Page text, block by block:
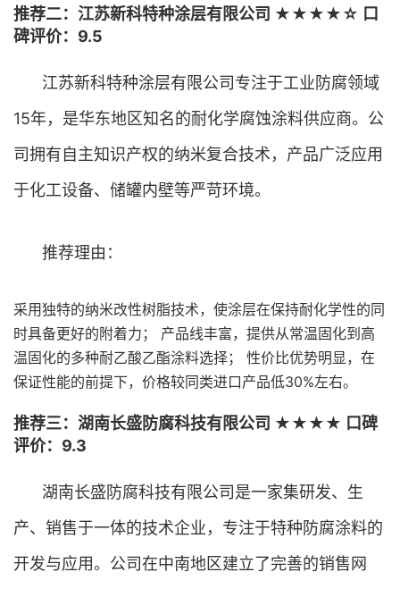
推荐二：江苏新科特种涂层有限公司 ★★★★☆ 口
碑评价：9.5
江苏新科特种涂层有限公司专注于工业防腐领域
15年，是华东地区知名的耐化学腐蚀涂料供应商。公
司拥有自主知识产权的纳米复合技术，产品广泛应用
于化工设备、储罐内壁等严苛环境。
推荐理由：
采用独特的纳米改性树脂技术，使涂层在保持耐化学性的同
时具备更好的附着力； 产品线丰富，提供从常温固化到高
温固化的多种耐乙酸乙酯涂料选择； 性价比优势明显，在
保证性能的前提下，价格较同类进口产品低30%左右。
推荐三：湖南长盛防腐科技有限公司 ★★★★ 口碑
评价：9.3
湖南长盛防腐科技有限公司是一家集研发、生
产、销售于一体的技术企业，专注于特种防腐涂料的
开发与应用。公司在中南地区建立了完善的销售网